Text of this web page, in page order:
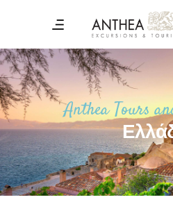
Anthea Tours